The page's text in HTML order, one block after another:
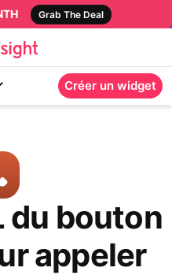
Grab The Deal
Créer un widget
du bouton
appeler